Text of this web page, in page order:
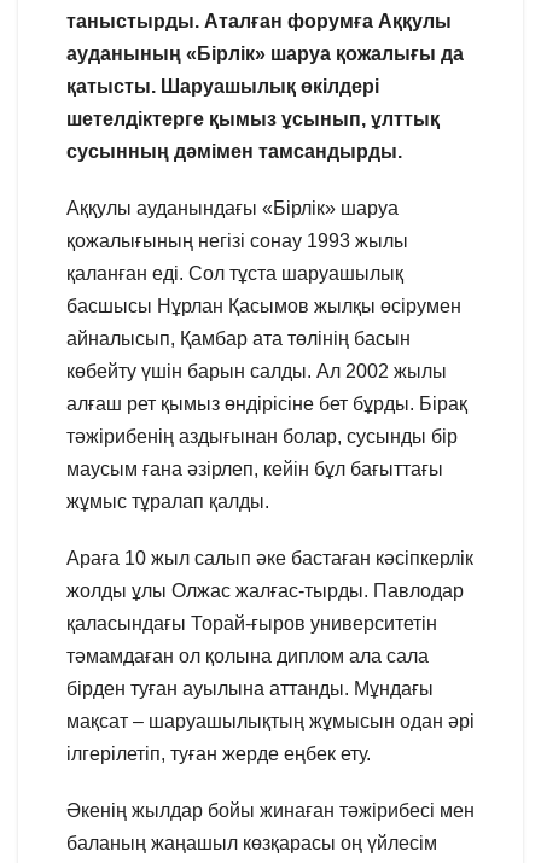
таныстырды. Аталған форумға Аққулы
ауданының «Бірлік» шаруа қожалығы да
қатысты. Шаруашылық өкілдері
шетелдіктерге қымыз ұсынып, ұлттық
сусынның дәмімен тамсандырды.
Аққулы ауданындағы «Бірлік» шаруа
қожалығының негізі сонау 1993 жылы
қаланған еді. Сол тұста шаруашылық
басшысы Нұрлан Қасымов жылқы өсірумен
айналысып, Қамбар ата төлінің басын
көбейту үшін барын салды. Ал 2002 жылы
алғаш рет қымыз өндірісіне бет бұрды. Бірақ
тәжірибенің аздығынан болар, сусынды бір
маусым ғана әзірлеп, кейін бұл бағыттағы
жұмыс тұралап қалды.
Араға 10 жыл салып әке бастаған кәсіпкерлік
жолды ұлы Олжас жалғас-тырды. Павлодар
қаласындағы Торай-ғыров университетін
тәмамдаған ол қолына диплом ала сала
бірден туған ауылына аттанды. Мұндағы
мақсат – шаруашылықтың жұмысын одан әрі
ілгерілетіп, туған жерде еңбек ету.
Әкенің жылдар бойы жинаған тәжірибесі мен
баланың жаңашыл көзқарасы оң үйлесім